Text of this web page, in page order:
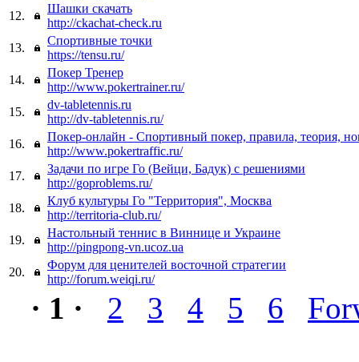
12.
Шашки скачать
http://ckachat-check.ru
13.
Спортивные точки
https://tensu.ru/
14.
Покер Тренер
http://www.pokertrainer.ru/
15.
dv-tabletennis.ru
http://dv-tabletennis.ru/
16.
Покер-онлайн - Спортивный покер, правила, теория,
http://www.pokertraffic.ru/
17.
Задачи по игре Го (Вейци, Бадук) с решениями
http://goproblems.ru/
18.
Клуб культуры Го "Территория", Москва
http://territoria-club.ru/
19.
Настольный теннис в Виннице и Украине
http://pingpong-vn.ucoz.ua
20.
Форум для ценителей восточной стратегии
http://forum.weiqi.ru/
· 1 · 2 3 4 5 6